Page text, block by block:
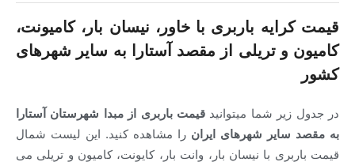
قیمت کرایه باربری با خاور، نیسان بار، کامیونت،
کامیون و تریلی از مقصد آستارا به سایر شهرهای
کشور
در جدول زیر شما میتوانید قیمت باربری از مبدا شهرستان آستارا
به مقصد سایر شهرهای ایران را مشاهده کنید. این لیست شمال
قیمت باربری با نیسان بار، وانت بار، کایونت، کامیون و تریلی می